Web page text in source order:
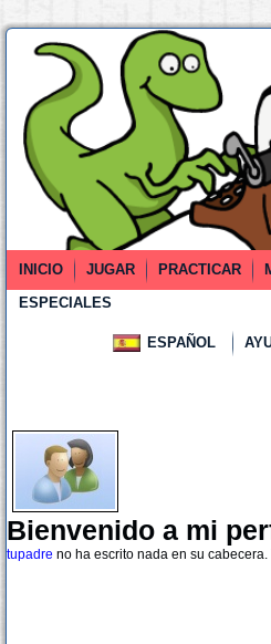
INICIO JUGAR PRACTICAR
ESPECIALES
ESPAÑOL
Bienvenido a mi
tupadre no ha escrito nada en su cabecera.